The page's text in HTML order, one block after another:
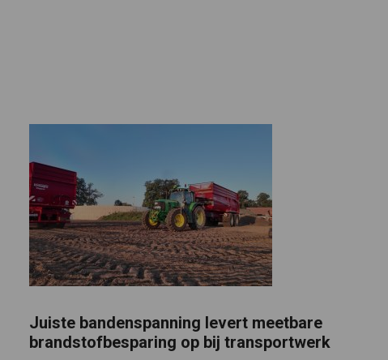
Juiste bandenspanning levert meetbare
brandstofbesparing op bij transportwerk